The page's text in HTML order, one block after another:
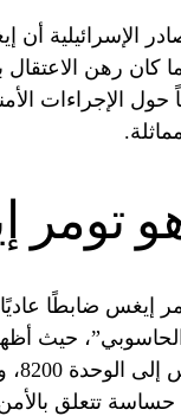
الإسرائيلية
كان رهن
حول الإجراءات
تومر
إيغس ضابطًا
حيث
تتعلق